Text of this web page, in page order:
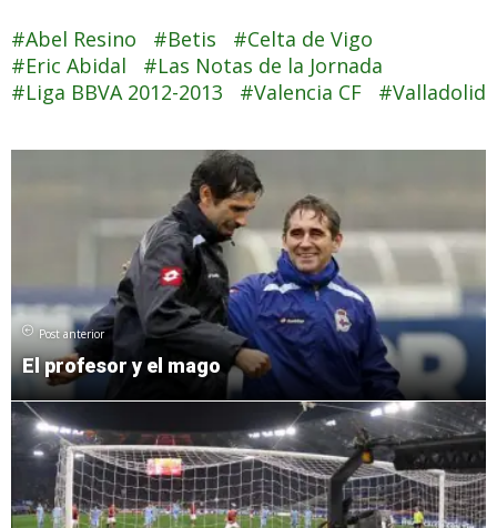
Abel Resino Betis
Celta de Vigo
Eric Abidal
Las Notas de la Jornada
Liga BBVA 2012-2013
Valencia CF Valladolid
Post anterior
El profesor y el mago